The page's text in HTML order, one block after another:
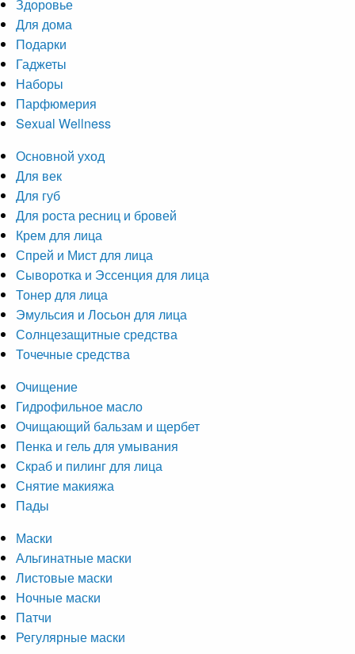
Здоровье
Для дома
Подарки
Гаджеты
Наборы
Парфюмерия
Sexual Wellness
Основной уход
Для век
Для губ
Для роста ресниц и бровей
Крем для лица
Спрей и Мист для лица
Сыворотка и Эссенция для лица
Тонер для лица
Эмульсия и Лосьон для лица
Солнцезащитные средства
Точечные средства
Очищение
Гидрофильное масло
Очищающий бальзам и щербет
Пенка и гель для умывания
Скраб и пилинг для лица
Снятие макияжа
Пады
Маски
Альгинатные маски
Листовые маски
Ночные маски
Патчи
Регулярные маски